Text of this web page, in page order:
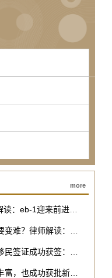
more
读：eb-1迎来前进…
变难？律师解读：…
民签证成功获签：…
富，也成功获批新…